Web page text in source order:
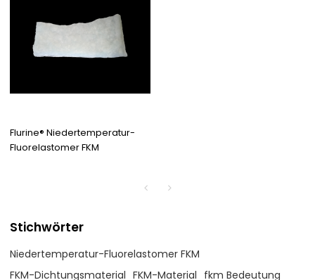
Flurine® Niedertemperatur-
Fluorelastomer FKM
Stichwörter
Niedertemperatur-Fluorelastomer FKM
FKM-Dichtungsmaterial FKM-Material fkm Bedeutung